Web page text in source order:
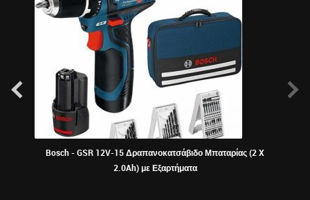
Bosch - GSR 12V-15 Δραπανοκατσάβιδο Μπαταρίας (2 X
2.0Ah) με Εξαρτήματα